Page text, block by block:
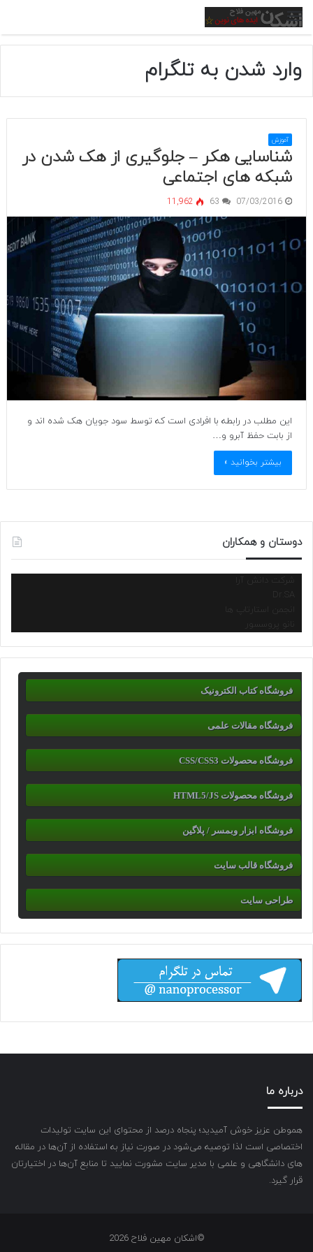
منو
وارد شدن به تلگرام
آموزش
شناسایی هکر – جلوگیری از هک شدن در
شبکه های اجتماعی
07/03/2016
63
11,962
این مطلب در رابطه با افرادی است که توسط سود جویان هک شده اند و
از بابت حفظ آبرو و…
بیشتر بخوانید »
دوستان و همکاران
شرکت دانش آرا
انجمن استارتاپ ها
نانو پروسسور
فروشگاه کتاب الکترونیک
فروشگاه مقالات علمی
فروشگاه محصولات CSS/CSS3
فروشگاه محصولات HTML5/JS
فروشگاه ابزار وبمسر / پلاگین
فروشگاه قالب سایت
طراحی سایت
درباره ما
هموطن عزیز خوش آمیدید؛ پنجاه درصد از محتوای این سایت تولیدات
اختصاصی است لذا توصیه می‌شود در صورت نیاز به استفاده از آن‌ها در مقاله
های دانشگاهی و علمی با مدیر سایت مشورت نمایید تا منابع آن‌ها در اختیارتان
قرار گیرد.
©اشکان مهین فلاح 2026